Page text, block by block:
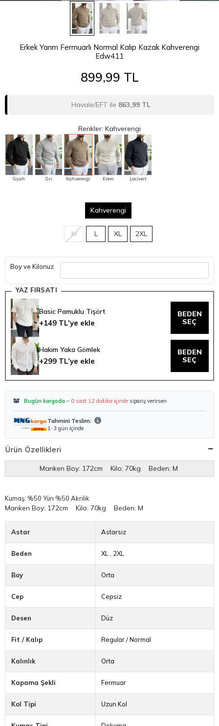
Erkek Yarım Fermuarlı Normal Kalıp Kazak Kahverengi
Edw411
899,99 TL
Havale/EFT ile 863,99 TL
Renkler: Kahverengi
Siyah Gri Kahverengi Krem Lacivert
Kahverengi
M L XL 2XL
Boy ve Kilonuz
YAZ FIRSATI
Basic Pamuklu Tişört
+149 TL’ye ekle
BEDEN
SEÇ
Hakim Yaka Gömlek
+299 TL’ye ekle
BEDEN
SEÇ
Bugün kargoda – 0 saat 12 dakika içinde sipariş verirsen
Tahmini Teslim:
1-3 gün içinde
Ürün Özellikleri
Manken Boy: 172cm Kilo: 70kg Beden: M
Kumaş: %50 Yün %50 Akrilik
Manken Boy: 172cm Kilo: 70kg Beden: M
Astar Astarsız
Beden XL 2XL
Boy Orta
Cep Cepsiz
Desen Düz
Fit / Kalıp Regular / Normal
Kalınlık Orta
Kapama Şekli Fermuar
Kol Tipi Uzun Kol